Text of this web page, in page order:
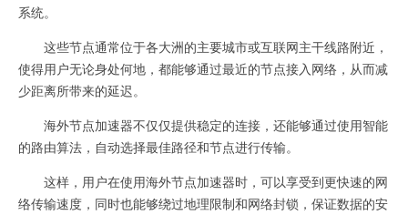
系统。
这些节点通常位于各大洲的主要城市或互联网主干线路附近，
使得用户无论身处何地，都能够通过最近的节点接入网络，从而减
少距离所带来的延迟。
海外节点加速器不仅仅提供稳定的连接，还能够通过使用智能
的路由算法，自动选择最佳路径和节点进行传输。
这样，用户在使用海外节点加速器时，可以享受到更快速的网
络传输速度，同时也能够绕过地理限制和网络封锁，保证数据的安